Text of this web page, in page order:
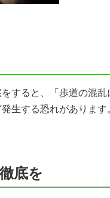
すると、「歩道の混
生する恐れがあります。
底を